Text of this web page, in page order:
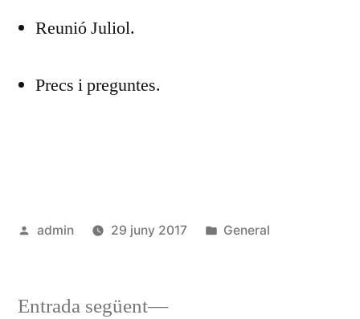
Reunió Juliol.
Precs i preguntes.
Publicat
admin 29 juny 2017
Publicat
General
Entrada següent
Entrada